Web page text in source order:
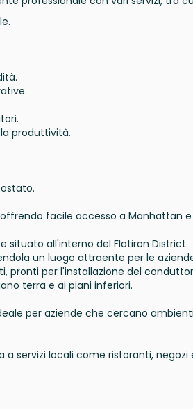
produttività.
facile accesso a Manhattan e
situato all'interno del Flatiron District.
un luogo attraente per le
pronti per l'installazione del
terra e ai piani inferiori.
per aziende che cercano
servizi locali come ristoranti, negozi